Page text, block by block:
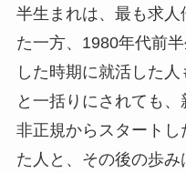
半生まれは、最も求
た一方、1980年代前
した時期に就活した人
と一括りにされても、
非正規からスタート
た人と、その後の歩